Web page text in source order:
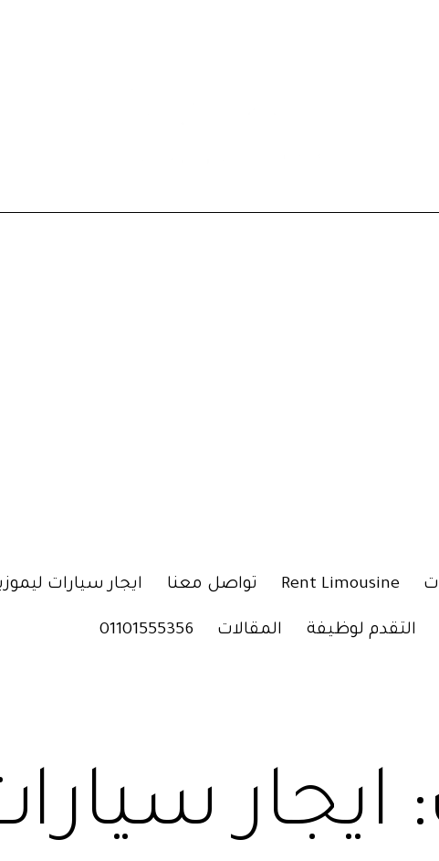
Rent Limousine تواصل معنا ايجار سيارات
التقدم لوظيفة المقالات 01101555356
ايجار